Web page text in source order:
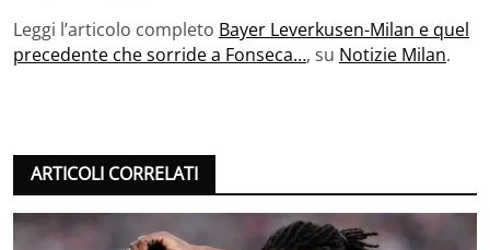
Leggi l’articolo completo Bayer Leverkusen-Milan e quel
precedente che sorride a Fonseca…, su Notizie Milan.
ARTICOLI CORRELATI